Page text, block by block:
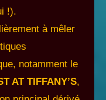
!).
à mêler
notamment le
AT TIFFANY’S,